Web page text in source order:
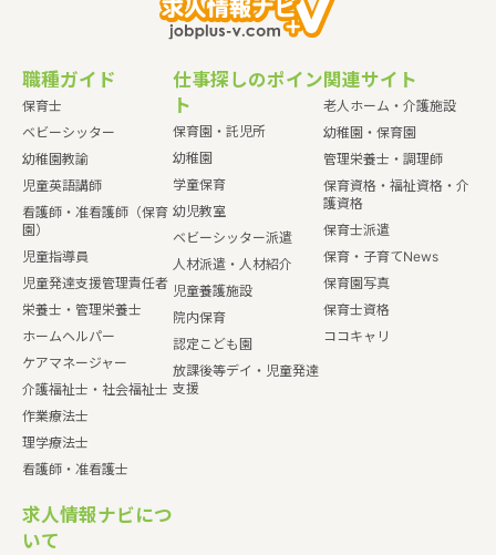
職種ガイド
保育士
ベビーシッター
幼稚園教諭
児童英語講師
看護師・准看護師（保育
園）
児童指導員
児童発達支援管理責任者
栄養士・管理栄養士
ホームヘルパー
ケアマネージャー
介護福祉士・社会福祉士
作業療法士
理学療法士
看護師・准看護士
仕事探しのポイン
ト
保育園・託児所
幼稚園
学童保育
幼児教室
ベビーシッター派遣
人材派遣・人材紹介
児童養護施設
院内保育
認定こども園
放課後等デイ・児童発達
支援
関連サイト
老人ホーム・介護施設
幼稚園・保育園
管理栄養士・調理師
保育資格・福祉資格・介
護資格
保育士派遣
保育・子育てNews
保育園写真
保育士資格
ココキャリ
求人情報ナビにつ
いて